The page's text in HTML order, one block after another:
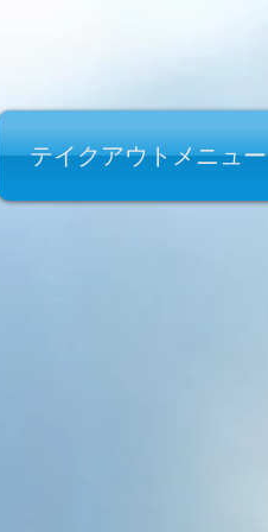
テイクアウトメニュー